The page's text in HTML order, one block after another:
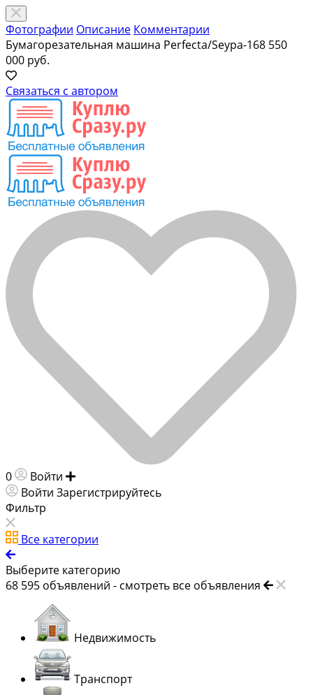
Фотографии Описание Комментарии
Бумагорезательная машина Perfecta/Seypa-168 550
000 руб.
Связаться с автором
0 Войти
Войти Зарегистрируйтесь
Фильтр
Все категории
Выберите категорию
68 595 объявлений - смотреть все объявления
Недвижимость
Транспорт